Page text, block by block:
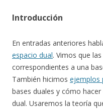
Introducción
En entradas anteriores
espacio dual. Vimos que
correspondientes a una
También hicimos ejemplos
bases duales y cómo
dual. Usaremos la teoría